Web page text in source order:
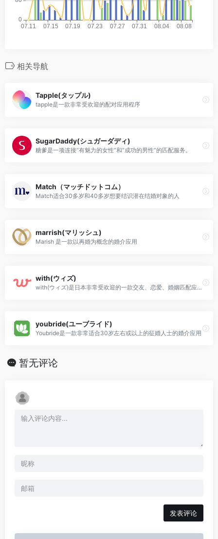
相关导航
Tapple(タップル)
tapple是一款非常受欢迎的配对应用程序
SugarDaddy(シュガーダディ)
糖爹是一项连接“有魅力的女性”和“成功的男性”的匹配服务。
Match（マッチドットコム）
Match适合30多岁和40多岁想要结识潜在结婚对象的人
marrish(マリッシュ)
Marish 是一款以再婚为概念的婚介应用
with(ウィズ)
with(ウィズ)是日本非常受欢迎的一款交友、恋爱、婚姻匹配应用程序
youbride(ユーブライド)
Youbride是一款非常适合30岁左右或以上的征婚人士的婚介应用
暂无评论
发表评论